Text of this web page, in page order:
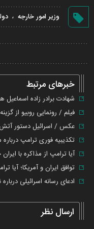
وزیر امور خارجه ،
خبرهای مرتبط
شهادت برادر زاده اسماعیل
فیلم / رونمایی روبیو از
عکس / اسرائیل دستور
تکذیبیه فوری ترامپ درباره
آیا ترامپ از مذاکره با
توافق ایران و آمریکا؛ آیا
ادعای رسانه اسرائیلی
ارسال نظر